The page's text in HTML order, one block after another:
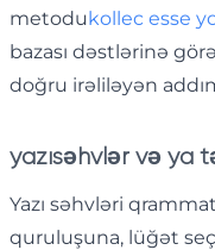
metodukollec esse
bazası dəstlərinə
doğru irəliləyən
yazısəhvlər və ya
Yazı səhvləri
quruluşuna, lüğət